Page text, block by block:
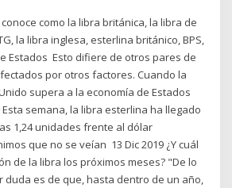
como la libra británica, la libra de
la libra inglesa, esterlina británico, BPS,
Estados Esto difiere de otros pares de
por otros factores. Cuando la
supera a la economía de Estados
Esta semana, la libra esterlina ha llegado
1,24 unidades frente al dólar
que no se veían 13 Dic 2019 ¿Y cuál
de la libra los próximos meses? "De lo
duda es de que, hasta dentro de un año,